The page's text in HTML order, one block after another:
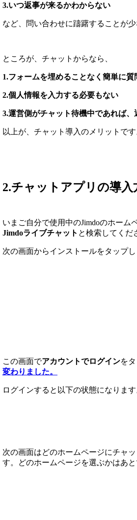
3.いつ返事が来るかわからない
など、問い合わせに躊躇することが少
ところが、チャットからなら、
1.フォームを埋めることなく簡単に質
2.個人情報を入力する必要もない
3.運営側がチャット待機中であれば
以上が、チャット導入のメリットです
2.チャットアプリの導入
いまご自分で使用中のJimdoのホーム
Jimdoライブチャット と検索してくだ
次の画面からインストールをタップし
この画面でアカウントでログインを
変わりました。
ログインすると以下の状態になります
次の画面はどのホームページにチャ
す。どのホームページを選ぶかはあ